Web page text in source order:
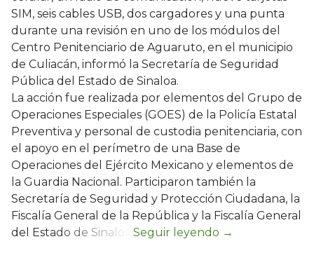
SIM, seis cables USB, dos cargadores y una punta
durante una revisión en uno de los módulos del
Centro Penitenciario de Aguaruto, en el municipio
de Culiacán, informó la Secretaría de Seguridad
Pública del Estado de Sinaloa.
La acción fue realizada por elementos del Grupo de
Operaciones Especiales (GOES) de la Policía Estatal
Preventiva y personal de custodia penitenciaria, con
el apoyo en el perímetro de una Base de
Operaciones del Ejército Mexicano y elementos de
la Guardia Nacional. Participaron también la
Secretaría de Seguridad y Protección Ciudadana, la
Fiscalía General de la República y la Fiscalía General
del Estado de Sinaloa.